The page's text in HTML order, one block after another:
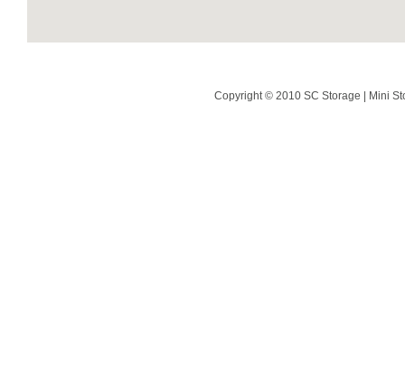
Copyright © 2010 SC Storage | Mini